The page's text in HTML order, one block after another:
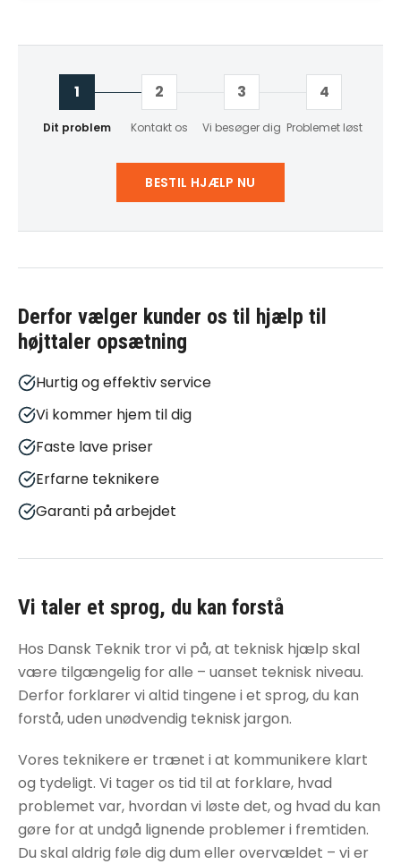
1
Dit problem
2
Kontakt os
3
Vi besøger dig
4
Problemet løst
BESTIL HJÆLP NU
Derfor vælger kunder os til
hjælp til
højttaler opsætning
Hurtig og effektiv service
Vi kommer hjem til dig
Faste lave priser
Erfarne teknikere
Garanti på arbejdet
Vi taler et sprog, du kan forstå
Hos Dansk Teknik tror vi på, at teknisk hjælp skal
være tilgængelig for alle – uanset teknisk niveau.
Derfor forklarer vi altid tingene i et sprog, du kan
forstå, uden unødvendig teknisk jargon.
Vores teknikere er trænet i at kommunikere klart
og tydeligt. Vi tager os tid til at forklare, hvad
problemet var, hvordan vi løste det, og hvad du kan
gøre for at undgå lignende problemer i fremtiden.
Du skal aldrig føle dig dum eller overvældet – vi er